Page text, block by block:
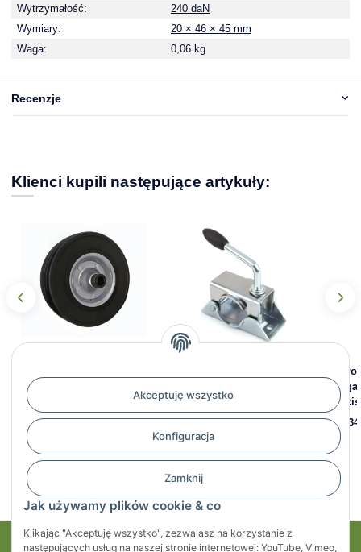
Akceptuję wszystko
Konfiguracja
Zamknij
Jak używamy plików cookie & co
Klikając "Akceptuję wszystko", zezwalasz na korzystanie z
następujących usług na naszej stronie internetowej: YouTube, Vimeo,
Wytrzymałość:
240 daN
Wymiary:
20 × 46 × 45 mm
Waga:
0,06 kg
Recenzje
Klienci kupili następujące artykuły:
mm, felga stalowa, pełna
guma, tuleja dystansowa 85
56,04 zł
16,51 zł*